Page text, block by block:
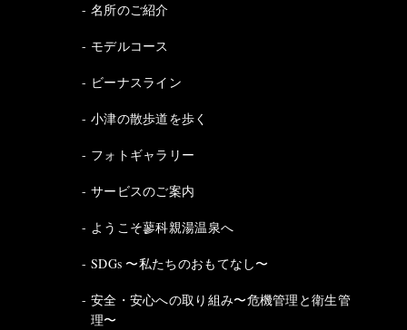
名所のご紹介
モデルコース
ビーナスライン
小津の散歩道を歩く
フォトギャラリー
サービスのご案内
ようこそ蓼科親湯温泉へ
SDGs 〜私たちのおもてなし〜
安全・安心への取り組み〜危機管理と衛生管
理〜